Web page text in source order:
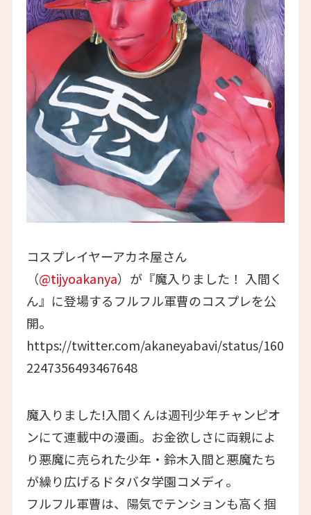
コスプレイヤーアカネ屋さん
（@tijyoakanya）が『魔入りました！ 入間く
ん』に登場するフルフル軍曹のコスプレを公
開。
https://twitter.com/akaneyabavi/status/160
2247356493467648
魔入りました!入間くんは週刊少年チャンピオ
ンにて連載中の漫画。お金欲しさに両親によ
り悪魔に売られた少年・鈴木入間と悪魔たち
が繰り広げるドタバタ学園コメディ。
フルフル軍曹は、陽気でテンションも高く掴